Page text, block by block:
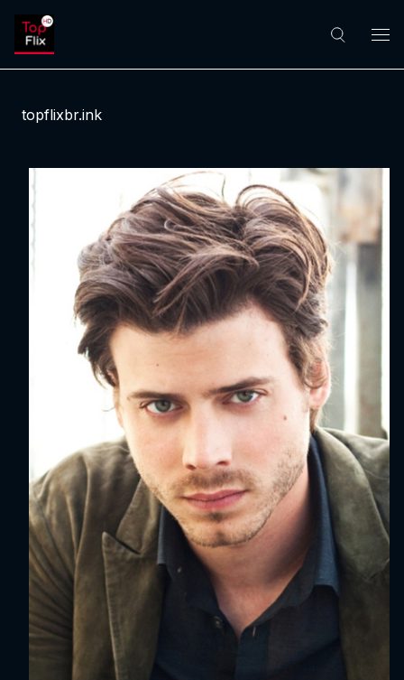
topflixbr.ink